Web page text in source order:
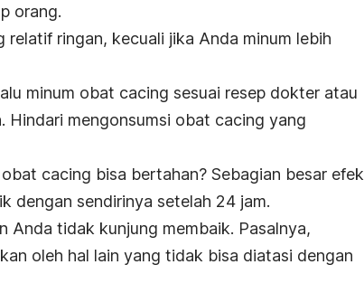
orang.
relatif ringan, kecuali jika Anda minum lebih
minum obat cacing sesuai resep dokter atau
Hindari mengonsumsi obat cacing yang
cacing bisa bertahan? Sebagian besar efek
dengan sendirinya setelah 24 jam.
Anda tidak kunjung membaik. Pasalnya,
oleh hal lain yang tidak bisa diatasi dengan